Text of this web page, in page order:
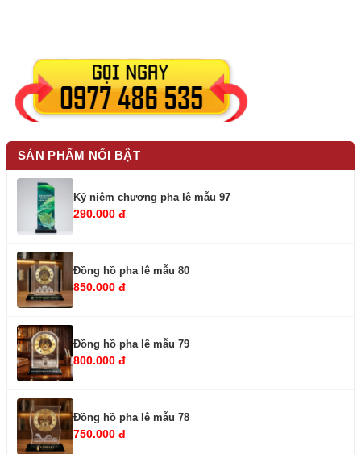
SẢN PHẨM NỔI BẬT
Kỷ niệm chương pha lê mẫu 97
290.000 đ
Đồng hồ pha lê mẫu 80
850.000 đ
Đồng hồ pha lê mẫu 79
800.000 đ
Đồng hồ pha lê mẫu 78
750.000 đ